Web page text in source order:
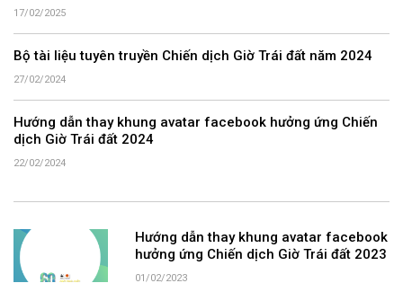
17/02/2025
Bộ tài liệu tuyên truyền Chiến dịch Giờ Trái đất năm 2024
27/02/2024
Hướng dẫn thay khung avatar facebook hưởng ứng Chiến
dịch Giờ Trái đất 2024
22/02/2024
Hướng dẫn thay khung avatar facebook
hưởng ứng Chiến dịch Giờ Trái đất 2023
01/02/2023